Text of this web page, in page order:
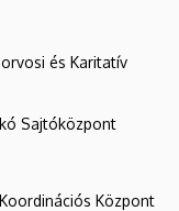
és Karitatív
Sajtóközpont
Központ